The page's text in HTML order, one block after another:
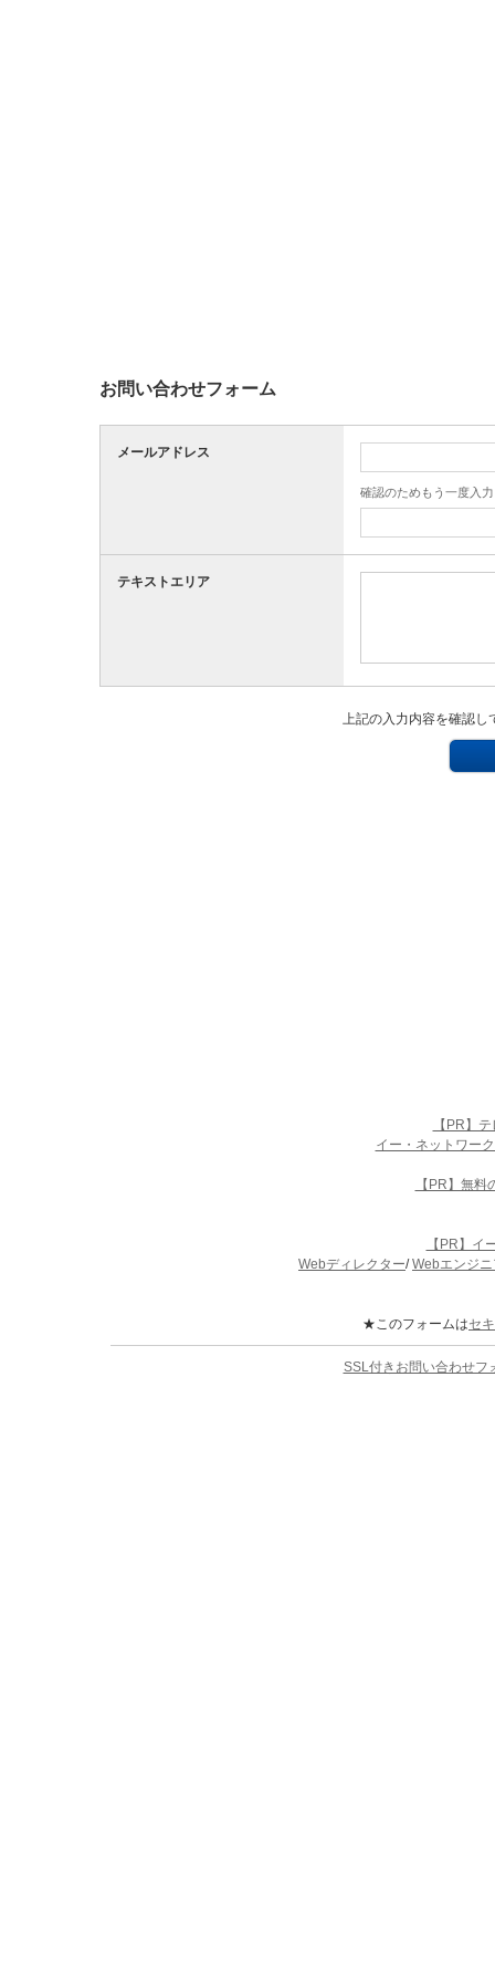
お問い合わせフォーム
メールアドレス
確認のためもう一度入
テキストエリア
上記の入力内容を確認し
【PR】
イー・ネットワー
【PR】無
【PR】イ
Webディレクター/Webエンジ
★このフォームはセ
SSL付きお問い合わせフ